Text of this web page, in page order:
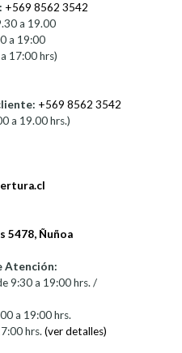
+569 8562 3542
a 19.00
a 19:00
17:00 hrs)
+569 8562 3542
a 19.00 hrs.)
5478, Ñuñoa
Atención:
9:30 a 19:00 hrs. /
a 19:00 hrs.
hrs. (ver detalles)